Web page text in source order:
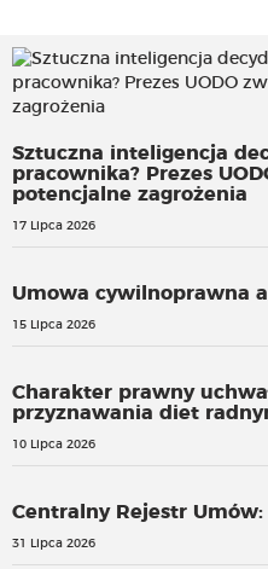
Sztuczna inteligencja
pracownika? Prezes
potencjalne zagrożenia
17 Lipca 2026
Umowa cywilnoprawna
15 Lipca 2026
Charakter prawny
przyznawania diet
10 Lipca 2026
Centralny Rejestr
31 Lipca 2026